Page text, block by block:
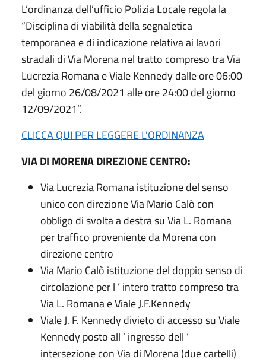
L’ordinanza dell’ufficio Polizia Locale regola la
“Disciplina di viabilità della segnaletica
temporanea e di indicazione relativa ai lavori
stradali di Via Morena nel tratto compreso tra Via
Lucrezia Romana e Viale Kennedy dalle ore 06:00
del giorno 26/08/2021 alle ore 24:00 del giorno
12/09/2021”.
CLICCA QUI PER LEGGERE L'ORDINANZA
VIA DI MORENA DIREZIONE CENTRO:
Via Lucrezia Romana istituzione del senso
unico con direzione Via Mario Calò con
obbligo di svolta a destra su Via L. Romana
per traffico proveniente da Morena con
direzione centro
Via Mario Calò istituzione del doppio senso di
circolazione per l ’ intero tratto compreso tra
Via L. Romana e Viale J.F.Kennedy
Viale J. F. Kennedy divieto di accesso su Viale
Kennedy posto all ’ ingresso dell ’
intersezione con Via di Morena (due cartelli)